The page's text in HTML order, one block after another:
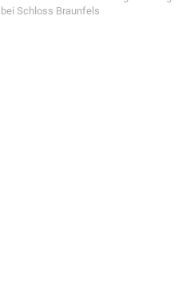
bei Schloss Braunfels